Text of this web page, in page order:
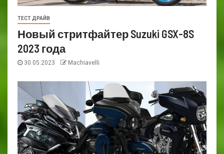
ТЕСТ ДРАЙВ
Новый стритфайтер Suzuki GSX-8S
2023 года
30.05.2023 Machiavelli